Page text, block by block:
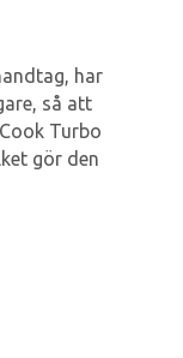
har
så att
Turbo
gör den